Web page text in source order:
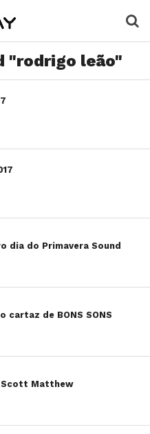
"rodrigo leão"
dia do Primavera Sound
cartaz de BONS SONS
Scott Matthew